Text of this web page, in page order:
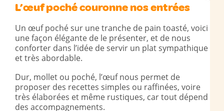
L’œuf poché couronne nos entrées
Un œuf poché sur une tranche de pain toasté, voici
une façon élégante de le présenter, et de nous
conforter dans l’idée de servir un plat sympathique
et très abordable.
Dur, mollet ou poché, l’œuf nous permet de
proposer des recettes simples ou raffinées, voire
très élaborées et même rustiques, car tout dépend
des accompagnements.